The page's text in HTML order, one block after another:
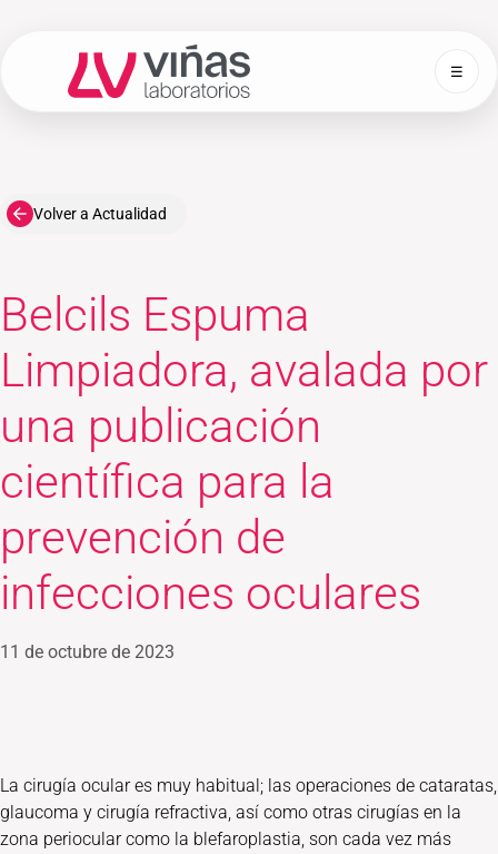
Laboratorios Viñas ☰
Volver a Actualidad
Belcils Espuma
Limpiadora, avalada por
una publicación
científica para la
prevención de
infecciones oculares
11 de octubre de 2023
La cirugía ocular es muy habitual; las operaciones de cataratas,
glaucoma y cirugía refractiva, así como otras cirugías en la
zona periocular como la blefaroplastia, son cada vez más